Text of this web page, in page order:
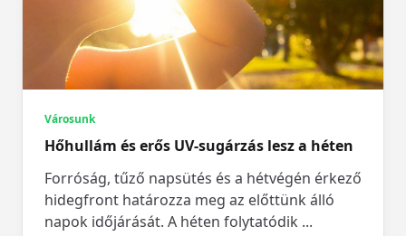
Városunk
Hőhullám és erős UV-sugárzás lesz a héten
Forróság, tűző napsütés és a hétvégén érkező
hidegfront határozza meg az előttünk álló
napok időjárását. A héten folytatódik ...